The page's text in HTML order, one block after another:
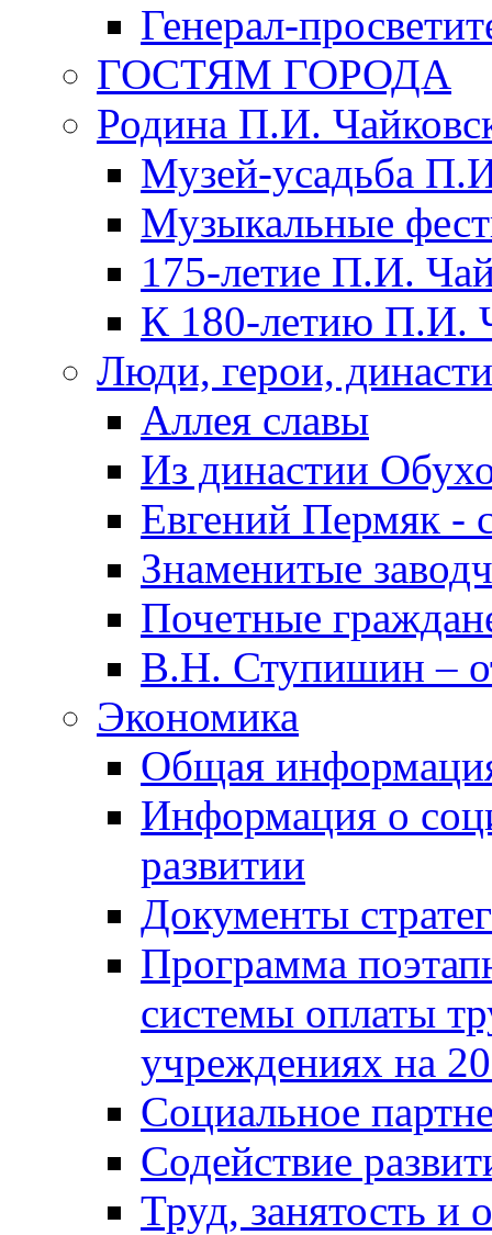
Генерал-
ГОСТЯМ ГОРОДА
Родина П.И.
Музей-усадьба
Музыкальные
175-летие П.И.
К 180-летию П.И.
Люди, герои,
Аллея славы
Из династии
Евгений Пермяк -
Знаменитые
Почетные
В.Н. Ступишин –
Экономика
Общая
Информация о
развитии
Документы
Программа
системы оплаты
учреждениях на
Социальное
Содействие
Труд, занятость и